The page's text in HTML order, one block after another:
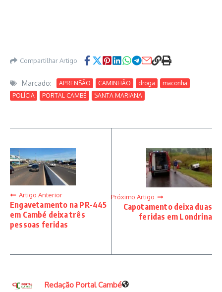
Compartilhar Artigo
Marcado: APRENSÃO CAMINHÃO droga
maconha
POLÍCIA
PORTAL CAMBÉ SANTA MARIANA
Artigo Anterior
Engavetamento na PR-445
em Cambé deixa três
pessoas feridas
Próximo Artigo
Capotamento deixa duas
feridas em Londrina
Redação Portal Cambé